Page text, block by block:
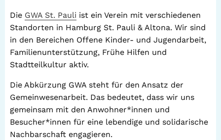
Die GWA St. Pauli ist ein Verein mit verschiedenen
Standorten in Hamburg St. Pauli & Altona. Wir sind
in den Bereichen Offene Kinder- und Jugendarbeit,
Familienunterstützung, Frühe Hilfen und
Stadtteilkultur aktiv.
Die Abkürzung GWA steht für den Ansatz der
Gemeinwesenarbeit. Das bedeutet, dass wir uns
gemeinsam mit den Anwohner*innen und
Besucher*innen für eine lebendige und solidarische
Nachbarschaft engagieren.